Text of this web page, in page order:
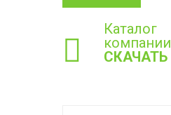
Каталог
компании
СКАЧАТЬ